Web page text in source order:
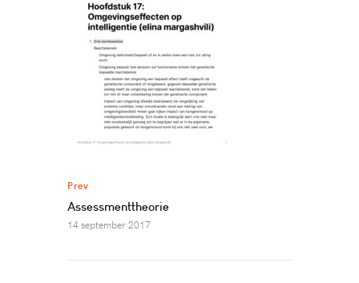
Prev
Assessmenttheorie
14 september 2017